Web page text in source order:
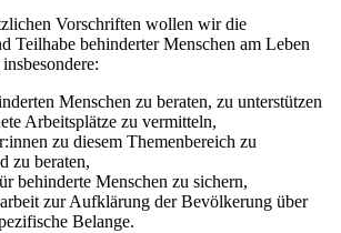
Vorschriften wollen wir die
Teilhabe behinderter Menschen am Leben
Menschen zu beraten, zu unterstützen
Arbeitsplätze zu vermitteln,
zu diesem Themenbereich zu
zu beraten,
behinderte Menschen zu sichern,
zur Aufklärung der Bevölkerung über
Belange.